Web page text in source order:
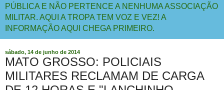
PÚBLICA E NÃO PERTENCE A NENHUMA ASSOCIAÇÃO
MILITAR. AQUI A TROPA TEM VOZ E VEZ! A
INFORMAÇÃO AQUI CHEGA PRIMEIRO.
sábado, 14 de junho de 2014
MATO GROSSO: POLICIAIS
MILITARES RECLAMAM DE CARGA